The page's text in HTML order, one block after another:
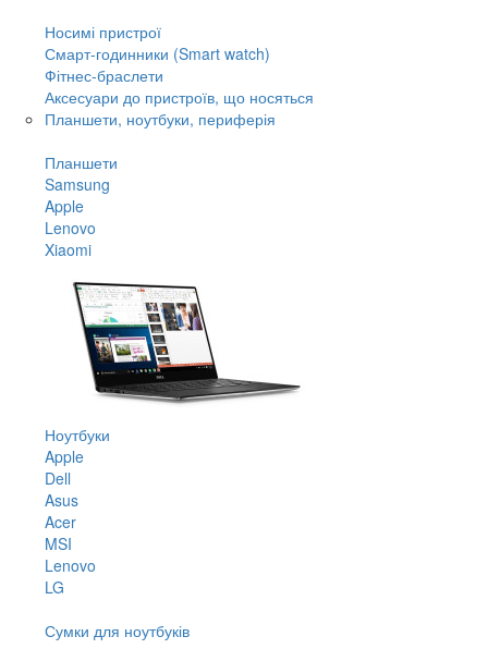
Носимі пристрої
Смарт-годинники (Smart watch)
Фітнес-браслети
Аксесуари до пристроїв, що носяться
Планшети, ноутбуки, периферія
Планшети
Samsung
Apple
Lenovo
Xiaomi
Ноутбуки
Apple
Dell
Asus
Acer
MSI
Lenovo
LG
Сумки для ноутбуків